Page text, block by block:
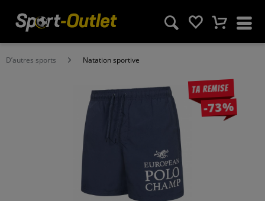
D’autres sports Natation sportive
Ta remise
-73%